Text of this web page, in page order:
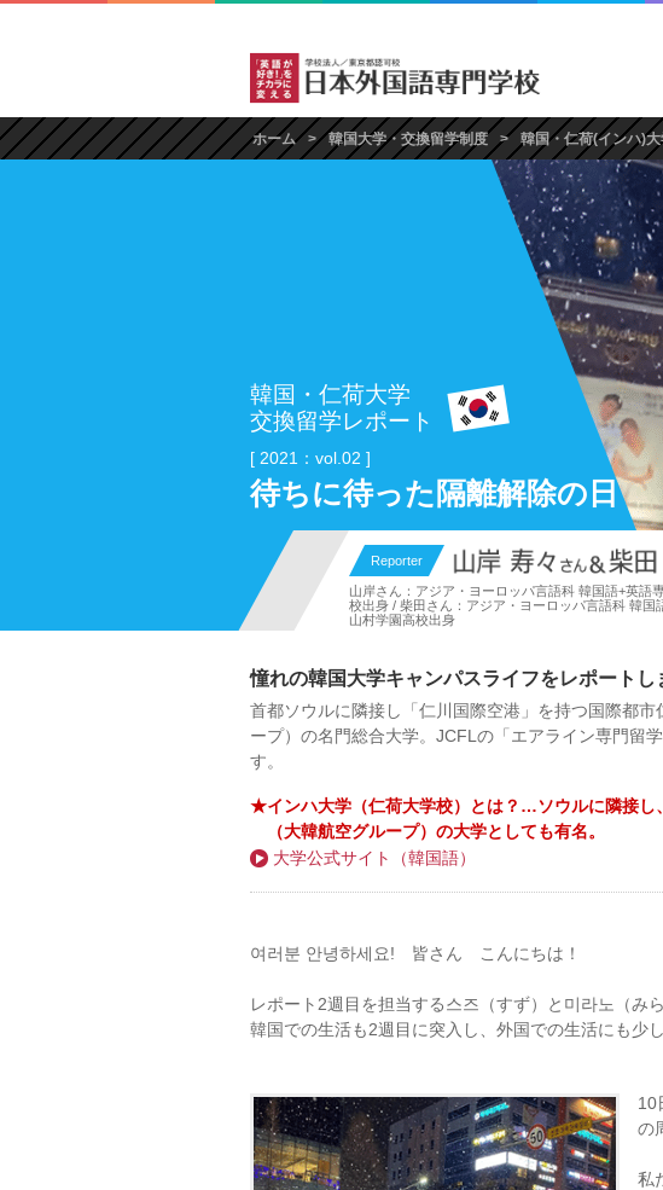
ホーム 韓国大学・交換留学制度 韓国・仁荷(インハ)
韓国・仁荷大学
交換留学レポート
[ 2021：vol.02 ]
待ちに待った隔離解除の日
Reporter
山岸さん：アジア・ヨーロッパ言語科 韓国語+英語
校出身 / 柴田さん：アジア・ヨーロッパ言語科 韓国
山村学園高校出身
憧れの韓国大学キャンパスライフをレポートし
首都ソウルに隣接し「仁川国際空港」を持つ国際都
ープ）の名門総合大学。JCFLの「エアライン専門留
す。
★インハ大学（仁荷大学校）とは？…ソウルに隣接し
（大韓航空グループ）の大学としても有名。
大学公式サイト（韓国語）
여러분 안녕하세요! 皆さん こんにちは！
レポート2週目を担当する스즈（すず）と미라노（み
韓国での生活も2週目に突入し、外国での生活にも少
10
の
私